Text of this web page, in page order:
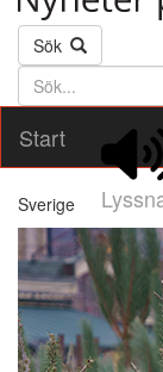
Sök
Söktext
Start
Sverige